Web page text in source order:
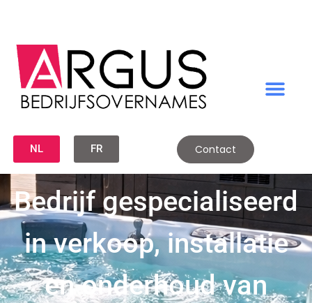
NL FR Contact
Bedrijf gespecialiseerd
in verkoop, installatie
en onderhoud van